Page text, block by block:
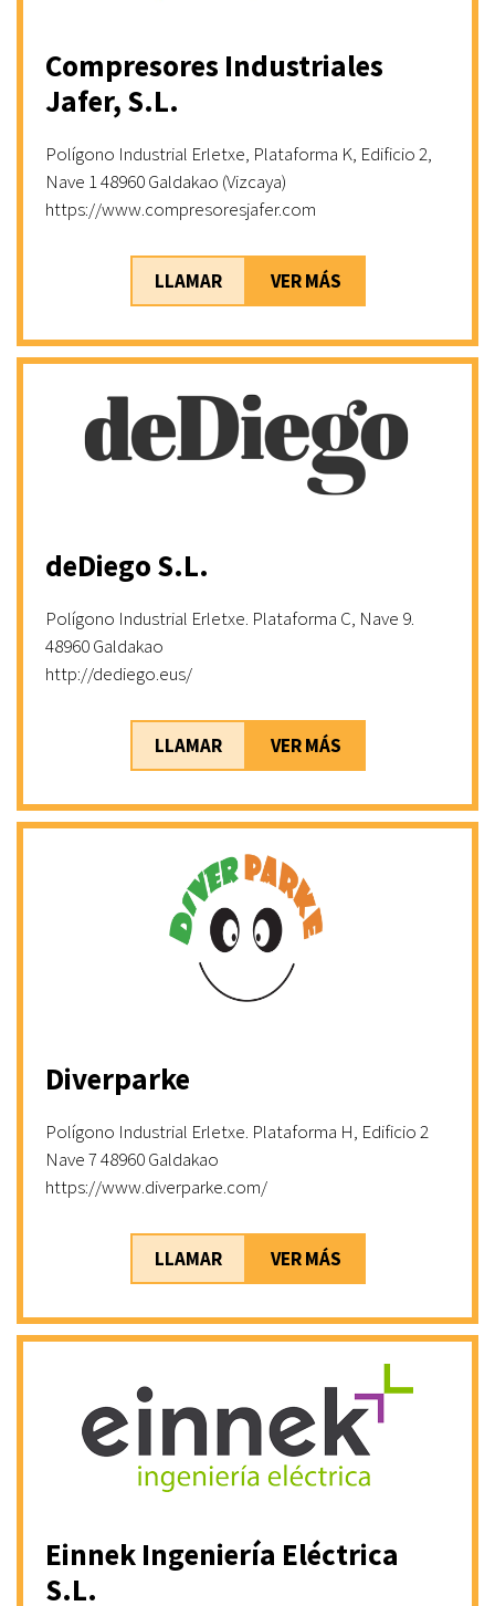
Compresores Industriales
Jafer, S.L.
Polígono Industrial Erletxe, Plataforma K, Edificio 2,
Nave 1 48960 Galdakao (Vizcaya)
https://www.compresoresjafer.com
LLAMAR VER MÁS
deDiego S.L.
Polígono Industrial Erletxe. Plataforma C, Nave 9.
48960 Galdakao
http://dediego.eus/
LLAMAR VER MÁS
Diverparke
Polígono Industrial Erletxe. Plataforma H, Edificio 2
Nave 7 48960 Galdakao
https://www.diverparke.com/
LLAMAR VER MÁS
Einnek Ingeniería Eléctrica
S.L.